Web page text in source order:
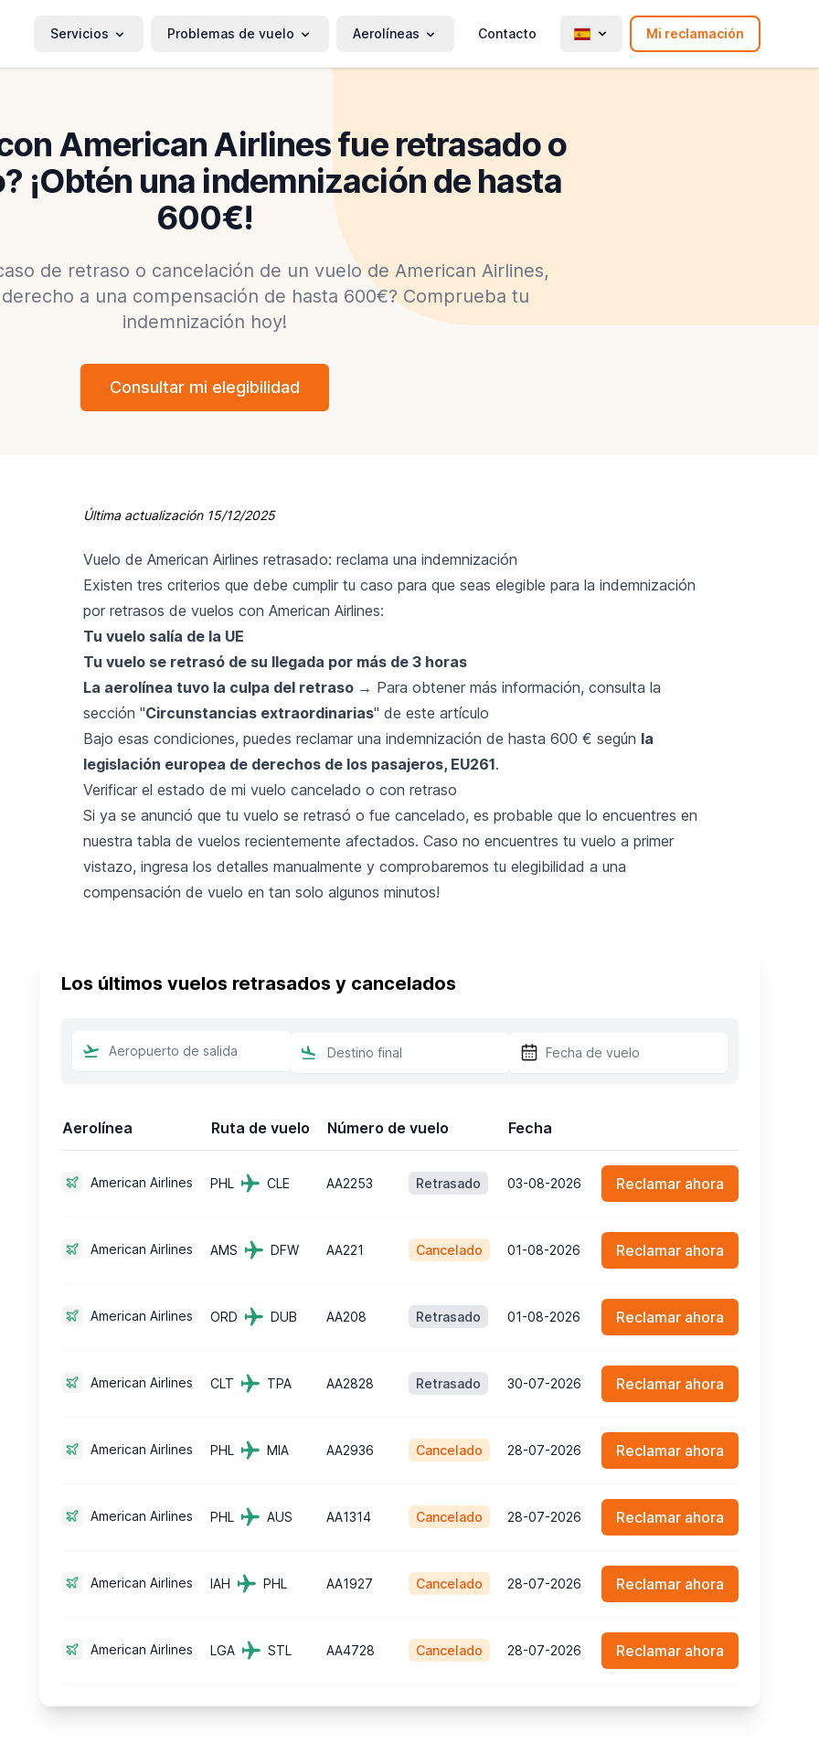
Servicios Problemas de vuelo Aerolíneas Contacto Mi reclamación
American Airlines fue retrasado o
¡Obtén una indemnización de hasta
600€!
de retraso o cancelación de un vuelo de American Airlines,
a una compensación de hasta 600€? Comprueba tu
indemnización hoy!
Consultar mi elegibilidad
Última actualización 15/12/2025
Vuelo de American Airlines retrasado: reclama una indemnización
Existen tres criterios que debe cumplir tu caso para que seas elegible para la indemnización
por retrasos de vuelos con American Airlines:
Tu vuelo salía de la UE
Tu vuelo se retrasó de su llegada por más de 3 horas
La aerolínea tuvo la culpa del retraso → Para obtener más información, consulta la
sección "Circunstancias extraordinarias" de este artículo
Bajo esas condiciones, puedes reclamar una indemnización de hasta 600 € según la
legislación europea de derechos de los pasajeros, EU261.
Verificar el estado de mi vuelo cancelado o con retraso
Si ya se anunció que tu vuelo se retrasó o fue cancelado, es probable que lo encuentres en
nuestra tabla de vuelos recientemente afectados. Caso no encuentres tu vuelo a primer
vistazo, ingresa los detalles manualmente y comprobaremos tu elegibilidad a una
compensación de vuelo en tan solo algunos minutos!
Los últimos vuelos retrasados y cancelados
Aerolínea Ruta de vuelo Número de vuelo Fecha
American Airlines PHL CLE AA2253 Retrasado 03-08-2026 Reclamar ahora
American Airlines AMS DFW AA221 Cancelado 01-08-2026 Reclamar ahora
American Airlines ORD DUB AA208 Retrasado 01-08-2026 Reclamar ahora
American Airlines CLT TPA AA2828 Retrasado 30-07-2026 Reclamar ahora
American Airlines PHL MIA AA2936 Cancelado 28-07-2026 Reclamar ahora
American Airlines PHL AUS AA1314 Cancelado 28-07-2026 Reclamar ahora
American Airlines IAH PHL AA1927 Cancelado 28-07-2026 Reclamar ahora
American Airlines LGA STL AA4728 Cancelado 28-07-2026 Reclamar ahora